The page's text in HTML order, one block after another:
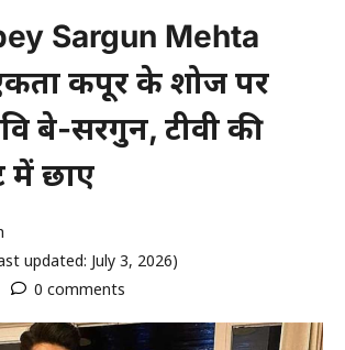
Sargun Mehta
कपूर के शोज पर
दुबे-सरगुन, टीवी की
में छाए
updated: July 3, 2026)
0 comments